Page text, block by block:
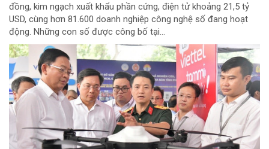
đồng, kim ngạch xuất khẩu phần cứng, điện tử khoảng 21,5 tỷ
USD, cùng hơn 81.600 doanh nghiệp công nghệ số đang hoạt
động. Những con số được công bố tại...